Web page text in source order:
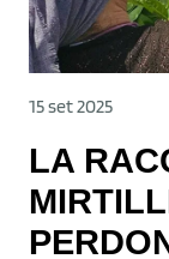
15 set 2025
LA